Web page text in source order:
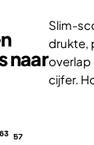
naar
Slim-
drukte,
cijfer.
63 57